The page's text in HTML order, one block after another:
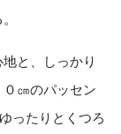
と、しっかり
㎝のパッセン
ったりとくつろ